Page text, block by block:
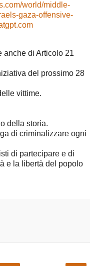
world/middle-
gaza-offensive-
anche di Articolo 21
del prossimo 28
vittime.
della storia.
di criminalizzare ogni
di partecipare e di
e la libertà del popolo